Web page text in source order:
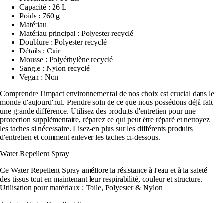
Capacité : 26 L
Poids : 760 g
Matériau
Matériau principal : Polyester recyclé
Doublure : Polyester recyclé
Détails : Cuir
Mousse : Polyéthylène recyclé
Sangle : Nylon recyclé
Vegan : Non
Comprendre l'impact environnemental de nos choix est crucial dans le
monde d'aujourd'hui. Prendre soin de ce que nous possédons déjà fait
une grande différence. Utilisez des produits d'entretien pour une
protection supplémentaire, réparez ce qui peut être réparé et nettoyez
les taches si nécessaire. Lisez-en plus sur les différents produits
d'entretien et comment enlever les taches ci-dessous.
Water Repellent Spray
Ce Water Repellent Spray améliore la résistance à l'eau et à la saleté
des tissus tout en maintenant leur respirabilité, couleur et structure.
Utilisation pour matériaux : Toile, Polyester & Nylon